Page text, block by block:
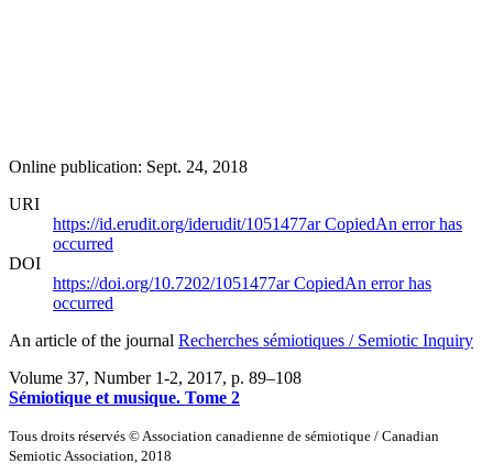
Online publication: Sept. 24, 2018
URI
https://id.erudit.org/iderudit/1051477arCopiedAn error has
occurred
DOI
https://doi.org/10.7202/1051477arCopiedAn error has
occurred
An article of the journal Recherches sémiotiques / Semiotic Inquiry
Volume 37, Number 1-2, 2017, p. 89–108
Sémiotique et musique. Tome 2
Tous droits réservés © Association canadienne de sémiotique / Canadian
Semiotic Association, 2018